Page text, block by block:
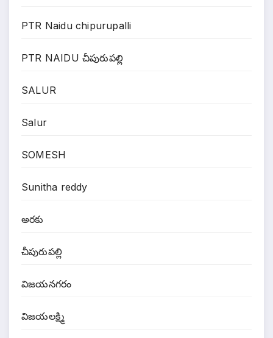
PTR Naidu chipurupalli
PTR NAIDU చీపురుపల్లి
SALUR
Salur
SOMESH
Sunitha reddy
అరకు
చీపురుపల్లి
విజయనగరం
విజయలక్ష్మి